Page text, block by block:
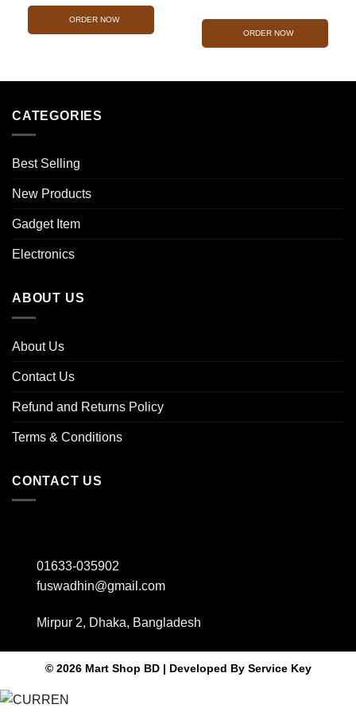
was:
2,400.00৳ .
is:
ORDER NOW
was:
2,800.00৳ .
is:
ORDER NOW
CATEGORIES
Best Selling
New Products
Gadget Item
Electronics
ABOUT US
About Us
Contact Us
Refund and Returns Policy
Terms & Conditions
CONTACT US
01633-035902
fuswadhin@gmail.com
Mirpur 2, Dhaka, Bangladesh
© 2026 Mart Shop BD | Developed By Service Key